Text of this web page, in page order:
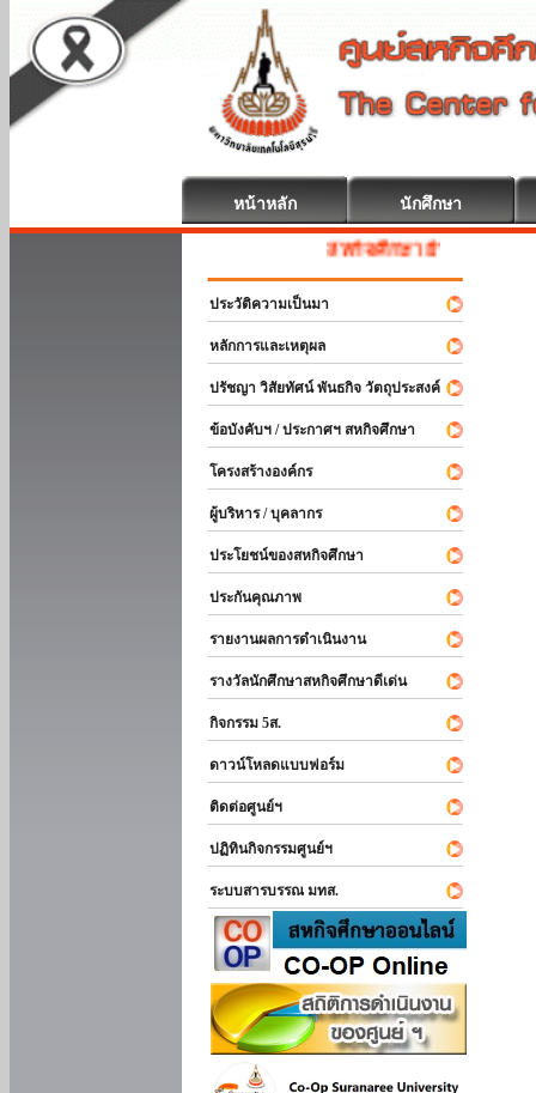
หน้าหลัก นักศึกษา
สหกิจศึกษา ยินดีต้อนรับ
ประวัติความเป็นมา
หลักการและเหตุผล
ปรัชญา วิสัยทัศน์ พันธกิจ วัตถุประสงค์
ข้อบังคับฯ / ประกาศฯ สหกิจศึกษา
โครงสร้างองค์กร
ผู้บริหาร / บุคลากร
ประโยชน์ของสหกิจศึกษา
ประกันคุณภาพ
รายงานผลการดำเนินงาน
รางวัลนักศึกษาสหกิจศึกษาดีเด่น
กิจกรรม 5ส.
ดาวน์โหลดแบบฟอร์ม
ติดต่อศูนย์ฯ
ปฏิทินกิจกรรมศูนย์ฯ
ระบบสารบรรณ มทส.